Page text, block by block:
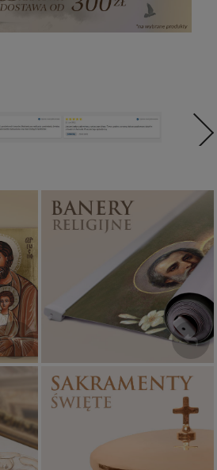
Ikony religijne
PONAD 400
WZORÓW
Banery religijne
ZOBACZ
Obrazy religijne
PIĘKNE
WZORY
Sakramenty Święte